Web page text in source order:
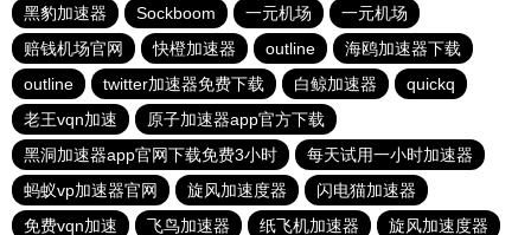
黑豹加速器
Sockboom 一元机场
一元机场
赔钱机场官网
快橙加速器 outline
海鸥加速器下载
outline
twitter加速器免费下载 白鲸加速器
quickq
老王vqn加速
原子加速器app官方下载
黑洞加速器app官网下载免费3小时
每天试用一小时加速器
蚂蚁vp加速器官网
旋风加速度器
闪电猫加速器
免费vqn加速
飞鸟加速器 纸飞机加速器 旋风加速度器